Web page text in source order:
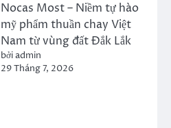
Nocas Most – Niềm tự hào
mỹ phẩm thuần chay Việt
Nam từ vùng đất Đắk Lắk
bởi admin
29 Tháng 7, 2026